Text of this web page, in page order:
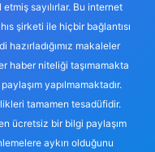
sayılırlar. Bu internet
şirketi ile hiçbir bağlantısı
hazırladığımız makaleler
haber niteliği taşımamakta
yapılmamaktadır.
tamamen tesadüfidir.
ücretsiz bir bilgi paylaşım
aykırı olduğunu